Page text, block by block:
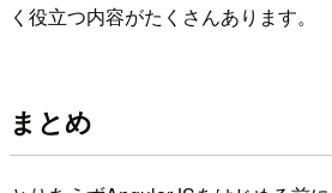
く役立つ内容がたくさんあります。
まとめ